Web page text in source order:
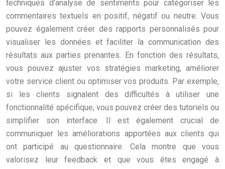
techniques d’analyse de sentiments pour catégoriser les
commentaires textuels en positif, négatif ou neutre. Vous
pouvez également créer des rapports personnalisés pour
visualiser les données et faciliter la communication des
résultats aux parties prenantes. En fonction des résultats,
vous pouvez ajuster vos stratégies marketing, améliorer
votre service client ou optimiser vos produits. Par exemple,
si les clients signalent des difficultés à utiliser une
fonctionnalité spécifique, vous pouvez créer des tutoriels ou
simplifier son interface. Il est également crucial de
communiquer les améliorations apportées aux clients qui
ont participé au questionnaire. Cela montre que vous
valorisez leur feedback et que vous êtes engagé à